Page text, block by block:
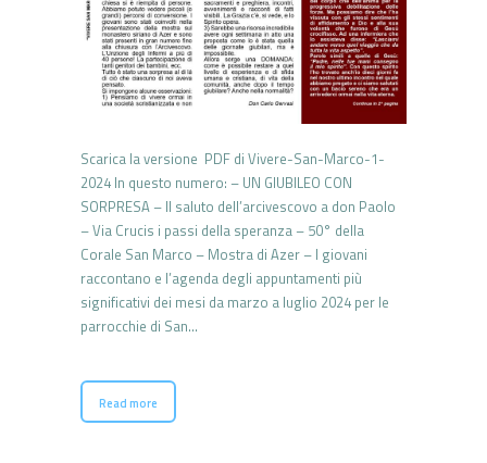
Scarica la versione PDF di Vivere-San-Marco-1-
2024 In questo numero: – UN GIUBILEO CON
SORPRESA – Il saluto dell’arcivescovo a don Paolo
– Via Crucis i passi della speranza – 50° della
Corale San Marco – Mostra di Azer – I giovani
raccontano e l’agenda degli appuntamenti più
significativi dei mesi da marzo a luglio 2024 per le
parrocchie di San…
Read more